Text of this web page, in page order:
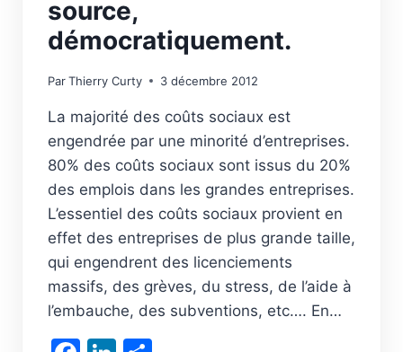
source,
démocratiquement.
ParThierry Curty 3 décembre 2012
La majorité des coûts sociaux est
engendrée par une minorité d’entreprises.
80% des coûts sociaux sont issus du 20%
des emplois dans les grandes entreprises.
L’essentiel des coûts sociaux provient en
effet des entreprises de plus grande taille,
qui engendrent des licenciements
massifs, des grèves, du stress, de l’aide à
l’embauche, des subventions, etc…. En…